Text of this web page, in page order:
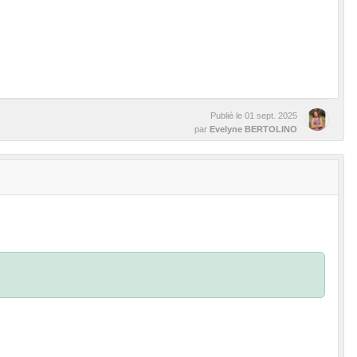
Publié le 01 sept. 2025
par Evelyne BERTOLINO